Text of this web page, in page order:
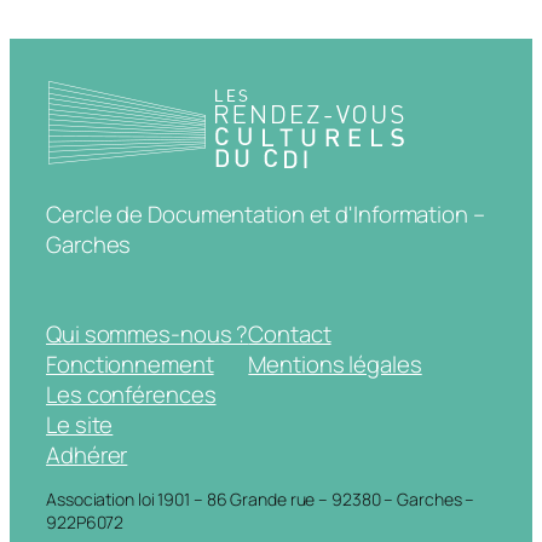
Cercle de Documentation et d'Information –
Garches
Qui sommes-nous ?
Fonctionnement
Les conférences
Le site
Adhérer
Contact
Mentions légales
Association loi 1901 – 86 Grande rue – 92380 – Garches –
922P6072